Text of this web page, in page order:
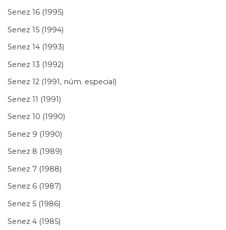
Senez 16 (1995)
Senez 15 (1994)
Senez 14 (1993)
Senez 13 (1992)
Senez 12 (1991, núm. especial)
Senez 11 (1991)
Senez 10 (1990)
Senez 9 (1990)
Senez 8 (1989)
Senez 7 (1988)
Senez 6 (1987)
Senez 5 (1986)
Senez 4 (1985)